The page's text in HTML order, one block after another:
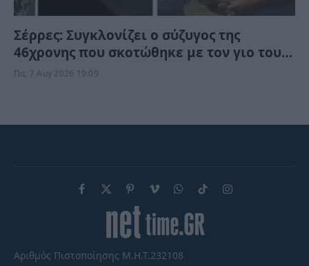
Σέρρες: Συγκλονίζει ο σύζυγος της
46χρονης που σκοτώθηκε με τον γιο τους
– Το προαίσθημα του, πριν την τραγωδία
Πα, 7 Αυγ 2026 19:09
Facebook
X
(Twitter)
PinterestVimeoWhatsApp
TikTokInstagram
Αριθμός Πιστοποίησης Μ.Η.Τ.232108